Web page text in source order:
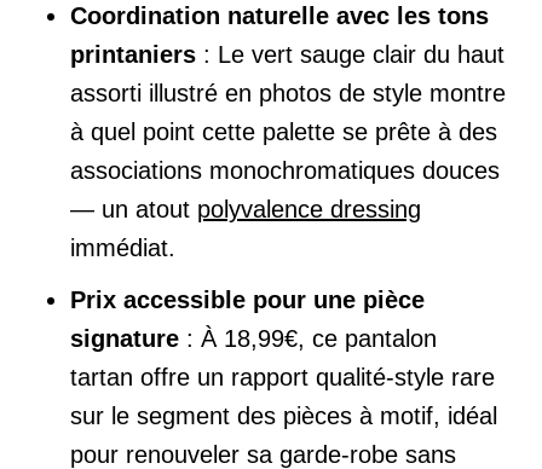
Coordination naturelle avec les tons
printaniers : Le vert sauge clair du haut
assorti illustré en photos de style montre
à quel point cette palette se prête à des
associations monochromatiques douces
— un atout polyvalence dressing
immédiat.
Prix accessible pour une pièce
signature : À 18,99€, ce pantalon
tartan offre un rapport qualité-style rare
sur le segment des pièces à motif, idéal
pour renouveler sa garde-robe sans